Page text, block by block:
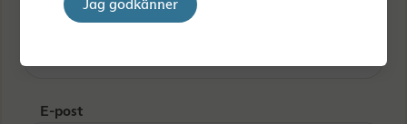
Jag godkänner
E-post